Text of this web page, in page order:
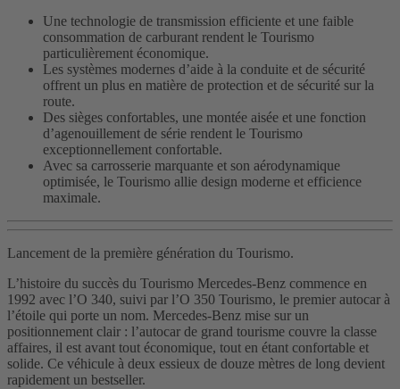
Une technologie de transmission efficiente et une faible
consommation de carburant rendent le Tourismo
particulièrement économique.
Les systèmes modernes d’aide à la conduite et de sécurité
offrent un plus en matière de protection et de sécurité sur la
route.
Des sièges confortables, une montée aisée et une fonction
d’agenouillement de série rendent le Tourismo
exceptionnellement confortable.
Avec sa carrosserie marquante et son aérodynamique
optimisée, le Tourismo allie design moderne et efficience
maximale.
Lancement de la première génération du Tourismo.
L’histoire du succès du Tourismo Mercedes-Benz commence en
1992 avec l’O 340, suivi par l’O 350 Tourismo, le premier autocar à
l’étoile qui porte un nom. Mercedes-Benz mise sur un
positionnement clair : l’autocar de grand tourisme couvre la classe
affaires, il est avant tout économique, tout en étant confortable et
solide. Ce véhicule à deux essieux de douze mètres de long devient
rapidement un bestseller.